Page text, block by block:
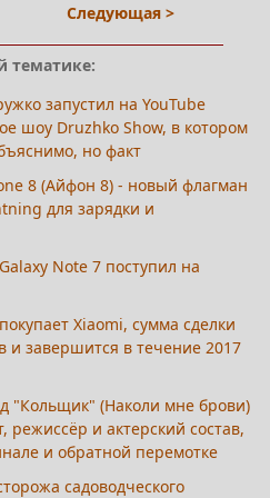
Следующая >
тематике:
запустил на YouTube
шоу Druzhko Show, в котором
но факт
8 (Айфон 8) - новый флагман
для зарядки и
Note 7 поступил на
Xiaomi, сумма сделки
и завершится в течение 2017
"Кольщик" (Наколи мне брови)
и актерский состав,
и обратной перемотке
садоводческого